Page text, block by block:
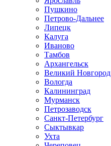
Пушкино
Петрово-Дальнее
Липецк
Калуга
Иваново
Тамбов
Архангельск
Великий Новгород
Вологда
Калининград
Мурманск
Петрозаводск
Санкт-Петербург
Сыктывкар
Ухта